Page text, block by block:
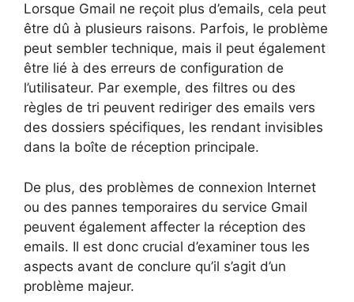
Lorsque Gmail ne reçoit plus d’emails, cela peut
être dû à plusieurs raisons. Parfois, le problème
peut sembler technique, mais il peut également
être lié à des erreurs de configuration de
l’utilisateur. Par exemple, des filtres ou des
règles de tri peuvent rediriger des emails vers
des dossiers spécifiques, les rendant invisibles
dans la boîte de réception principale.
De plus, des problèmes de connexion Internet
ou des pannes temporaires du service Gmail
peuvent également affecter la réception des
emails. Il est donc crucial d’examiner tous les
aspects avant de conclure qu’il s’agit d’un
problème majeur.